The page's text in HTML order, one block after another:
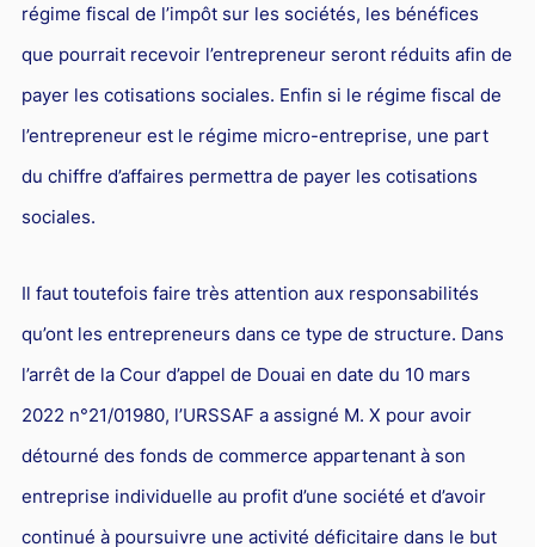
régime fiscal de l’impôt sur les sociétés, les bénéfices
que pourrait recevoir l’entrepreneur seront réduits afin de
payer les cotisations sociales. Enfin si le régime fiscal de
l’entrepreneur est le régime micro-entreprise, une part
du chiffre d’affaires permettra de payer les cotisations
sociales.
Il faut toutefois faire très attention aux responsabilités
qu’ont les entrepreneurs dans ce type de structure. Dans
l’arrêt de la Cour d’appel de Douai en date du 10 mars
2022 n°21/01980, l’URSSAF a assigné M. X pour avoir
détourné des fonds de commerce appartenant à son
entreprise individuelle au profit d’une société et d’avoir
continué à poursuivre une activité déficitaire dans le but